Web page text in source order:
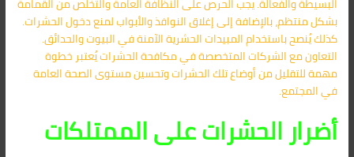
بشكل منتظم، بالإضافة إلى إغلاق النوافذ والأبواب لمنع دخول الحشرات.
كذلك يُنصح باستخدام المبيدات الحشرية الآمنة في البيوت والحدائق.
التعاون مع الشركات المتخصصة في مكافحة الحشرات يُعتبر خطوة
مهمة للتقليل من أوضاع تلك الحشرات وتحسين مستوى الصحة العامة
في المجتمع.
أضرار الحشرات على الممتلكات